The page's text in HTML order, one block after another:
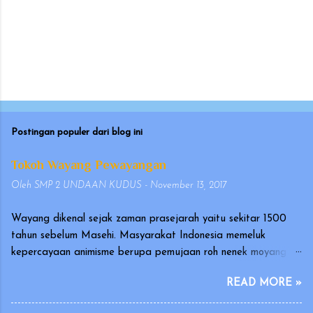
Postingan populer dari blog ini
Tokoh Wayang Pewayangan
Oleh SMP 2 UNDAAN KUDUS - November 13, 2017
Wayang dikenal sejak zaman prasejarah yaitu sekitar 1500
tahun sebelum Masehi. Masyarakat Indonesia memeluk
kepercayaan animisme berupa pemujaan roh nenek moyang
bentuk arca atau gambar. Wayang merupakan seni tradisional
Indonesia yang terutama berkembang di Pulau Jawa dan Bali.
READ MORE »